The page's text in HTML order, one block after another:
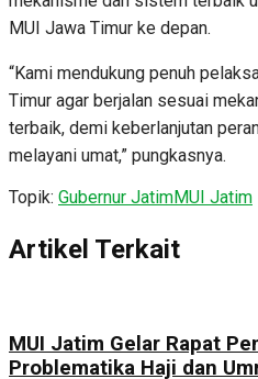
MUI Jawa Timur ke depan.
“Kami mendukung penuh
Timur agar berjalan sesuai
terbaik, demi keberlanjutan
melayani umat,” pungkasnya.
Topik: Gubernur JatimMUI Jatim
Artikel Terkait
MUI Jatim Gelar Rapat
Problematika Haji dan